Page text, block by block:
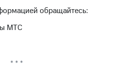
обращайтесь:
МТС
* * *